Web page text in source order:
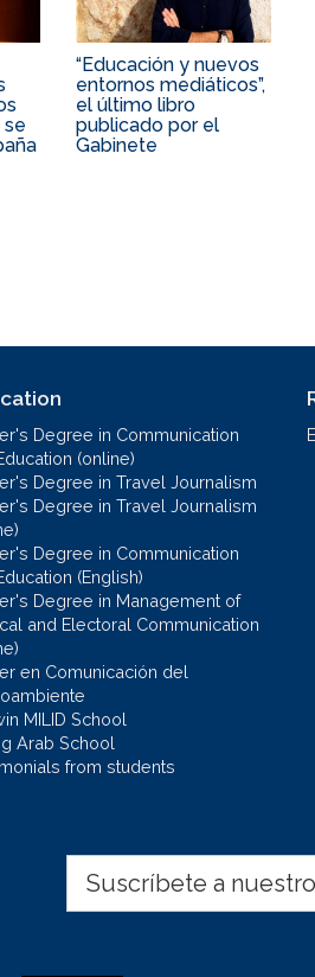
“Educación y nuevos
entornos mediáticos”,
el último libro
publicado por el
Gabinete
Degree in Communication
(online)
Degree in Travel Journalism
Degree in Travel Journalism
Degree in Communication
(English)
Degree in Management of
and Electoral Communication
en Comunicación del
MILID School
Arab School
from students
Suscríbete a